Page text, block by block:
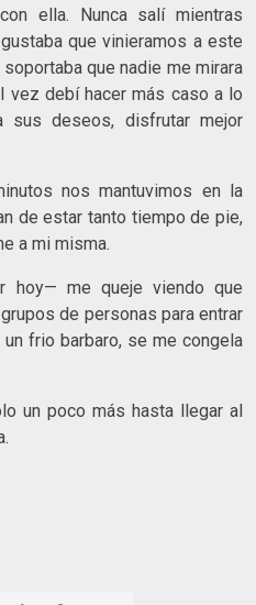
ella. Nunca salí mientras
que vinieramos a este
que nadie me mirara
vez debí hacer más caso a lo
deseos, disfrutar mejor
nos mantuvimos en la
de estar tanto tiempo de pie,
a mi misma.
hoy— me queje viendo que
de personas para entrar
frio barbaro, se me congela
un poco más hasta llegar al